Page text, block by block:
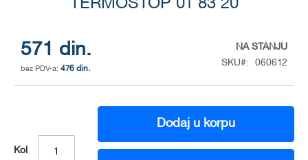
TERMOSTOP 01 83 20
571 din.
476 din.
NA STANJU
SKU
060612
Kol
Dodaj u korpu
of
the
images
gallery